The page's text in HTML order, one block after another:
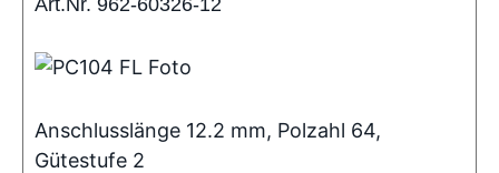
Anschlusslänge 12.2 mm, Polzahl 64,
Gütestufe 2